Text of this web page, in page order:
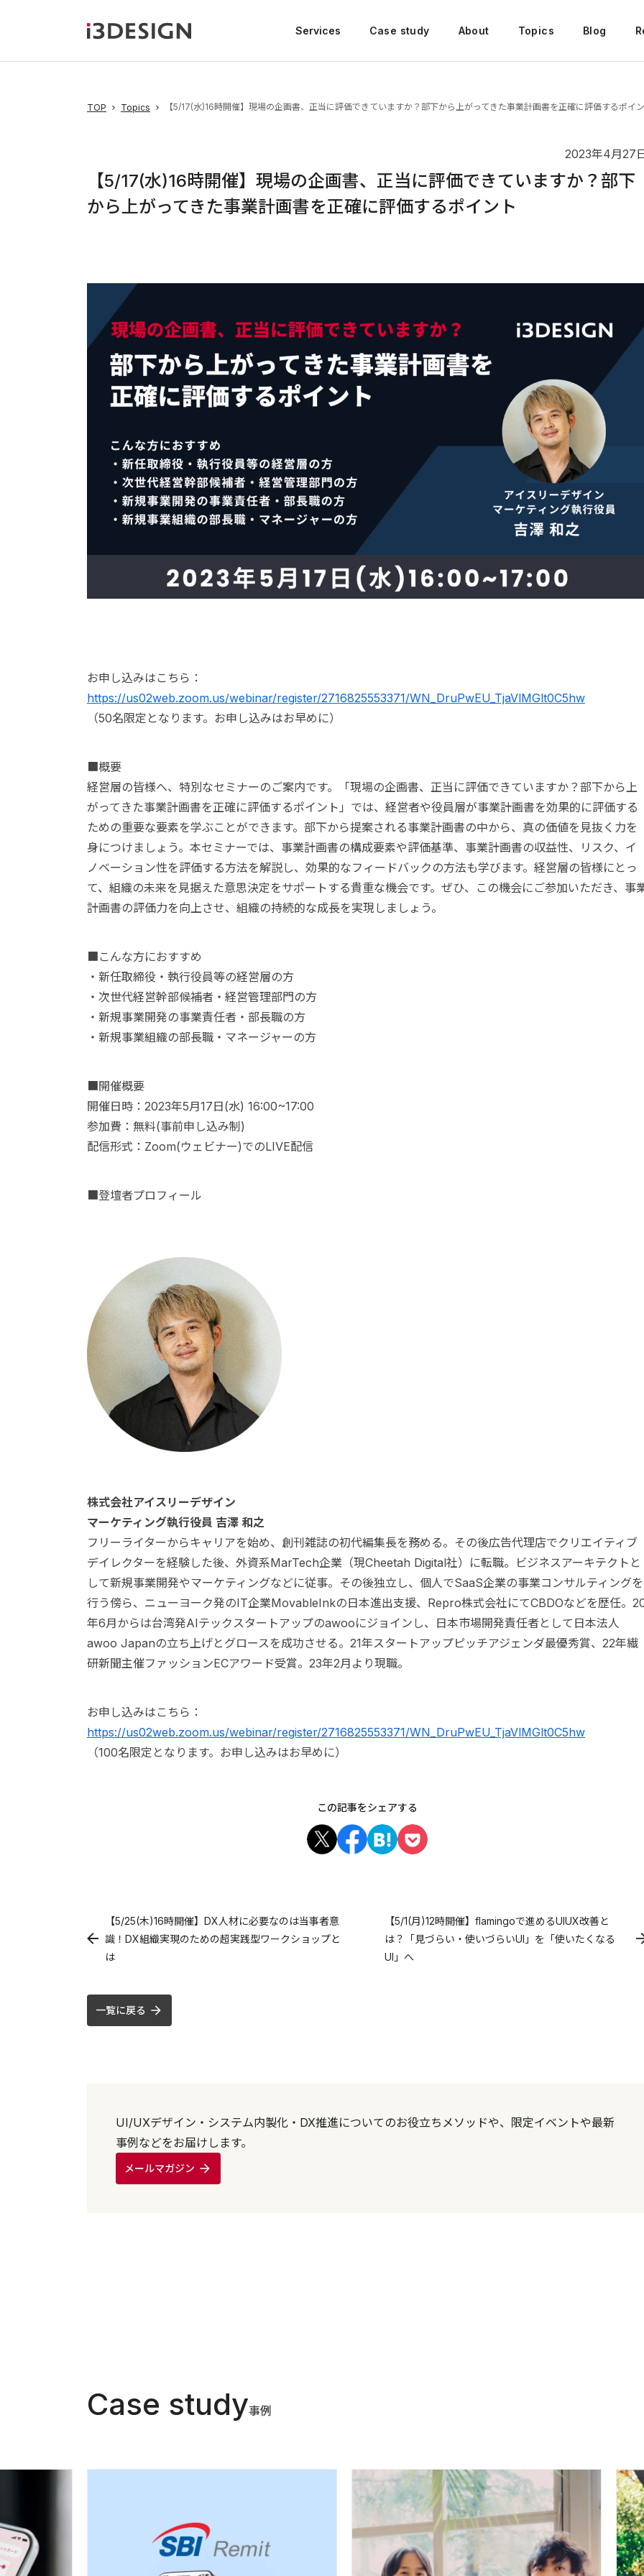
Services Case study About Topics Blog
TOP Topics 【5/17(水)16時開催】現場の企画書、正当に評価できていますか？部下から上がってきた事業計画書を正確に評価するポイ
2023年4月27
【5/17(水)16時開催】現場の企画書、正当に評価できていますか？部下
から上がってきた事業計画書を正確に評価するポイント
お申し込みはこちら：
https://us02web.zoom.us/webinar/register/2716825553371/WN_DruPwEU_TjaVlMGlt0C5hw
（50名限定となります。お申し込みはお早めに）
■概要
経営層の皆様へ、特別なセミナーのご案内です。「現場の企画書、正当に評価できていますか？部下から上
がってきた事業計画書を正確に評価するポイント」では、経営者や役員層が事業計画書を効果的に評価する
ための重要な要素を学ぶことができます。部下から提案される事業計画書の中から、真の価値を見抜く力を
身につけましょう。本セミナーでは、事業計画書の構成要素や評価基準、事業計画書の収益性、リスク、イ
ノベーション性を評価する方法を解説し、効果的なフィードバックの方法も学びます。経営層の皆様にとっ
て、組織の未来を見据えた意思決定をサポートする貴重な機会です。ぜひ、この機会にご参加いただき、事
計画書の評価力を向上させ、組織の持続的な成長を実現しましょう。
■こんな方におすすめ
・新任取締役・執行役員等の経営層の方
・次世代経営幹部候補者・経営管理部門の方
・新規事業開発の事業責任者・部長職の方
・新規事業組織の部長職・マネージャーの方
■開催概要
開催日時：2023年5月17日(水) 16:00~17:00
参加費：無料(事前申し込み制)
配信形式：Zoom(ウェビナー)でのLIVE配信
■登壇者プロフィール
株式会社アイスリーデザイン
マーケティング執行役員 吉澤 和之
フリーライターからキャリアを始め、創刊雑誌の初代編集長を務める。その後広告代理店でクリエイティブ
デイレクターを経験した後、外資系MarTech企業（現Cheetah Digital社）に転職。ビジネスアーキテクトと
して新規事業開発やマーケティングなどに従事。その後独立し、個人でSaaS企業の事業コンサルティングを
行う傍ら、ニューヨーク発のIT企業MovableInkの日本進出支援、Repro株式会社にてCBDOなどを歴任。
年6月からは台湾発AIテックスタートアップのawooにジョインし、日本市場開発責任者として日本法人
awoo Japanの立ち上げとグロースを成功させる。21年スタートアップピッチアジェンダ最優秀賞、22年繊
研新聞主催ファッションECアワード受賞。23年2月より現職。
お申し込みはこちら：
https://us02web.zoom.us/webinar/register/2716825553371/WN_DruPwEU_TjaVlMGlt0C5hw
（100名限定となります。お申し込みはお早めに）
この記事をシェアする
【5/25(木)16時開催】DX人材に必要なのは当事者意
識！DX組織実現のための超実践型ワークショップと
は
【5/1(月)12時開催】flamingoで進めるUIUX改善と
は？「見づらい・使いづらいUI」を「使いたくなる
UI」へ
一覧に戻る
UI/UXデザイン・システム内製化・DX推進についてのお役立ちメソッドや、限定イベントや最新
事例などをお届けします。
メールマガジン
Case study事例